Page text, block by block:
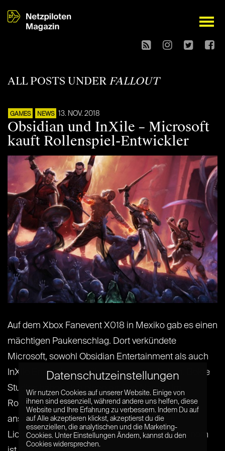
open
ALL POSTS UNDER FALLOUT
GAMES NEWS 13. NOV. 2018
Obsidian und InXile – Microsoft
kauft Rollenspiel-Entwickler
Auf dem Xbox Fanevent X018 in Mexiko gab es einen
mächtigen Paukenschlag. Dort verkündete
Microsoft, sowohl Obsidian Entertainment als auch
InXile Entertainment übernommen zu haben. Beide
Studios haben sich einen großen Namen im
Rollenspielsektor gemacht und stehen für
anspruchsvolle Kost alter Schule. Obsidian:
Lichtschwerter, Stift und Papier Rollenspielkennern
Datenschutzeinstellungen
Wir nutzen Cookies auf unserer Website. Einige von
ihnen sind essenziell, während andere uns helfen, diese
Website und Ihre Erfahrung zu verbessern. Indem Du auf
auf Alle akzeptieren klickst, akzeptierst du die
essenziellen, die analytischen und die Marketing-
Cookies. Unter Einstellungen Ändern, kannst du den
Cookies widersprechen.